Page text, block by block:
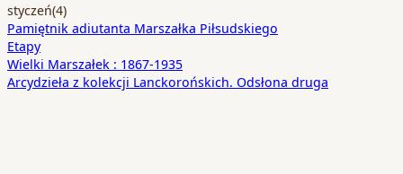
styczeń(4)
Pamiętnik adiutanta Marszałka Piłsudskiego
Etapy
Wielki Marszałek : 1867-1935
Arcydzieła z kolekcji Lanckorońskich. Odsłona druga